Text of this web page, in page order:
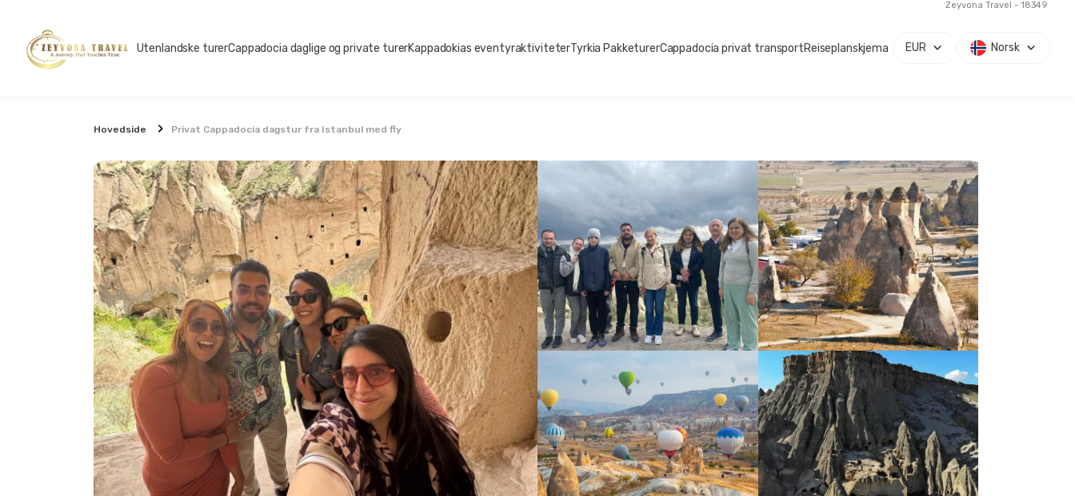
Zeyvona Travel - 18349
Utenlandske turerCappadocia daglige og private turerKappadokias eventyraktiviteterTyrkia PakketurerCappadocia privat transportReiseplanskjema EUR Norsk
Hovedside Privat Cappadocia dagstur fra Istanbul med fly